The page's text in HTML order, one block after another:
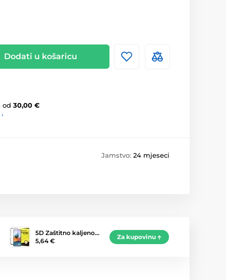
Dodati u košaricu
od 30,00 €
Jamstvo: 24 mjeseci
5D Zaštitno kaljeno…
5,64 €
Za kupovinu